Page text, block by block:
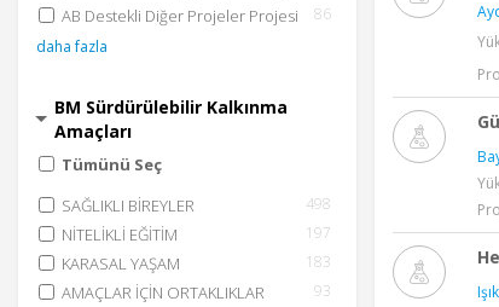
AB Destekli Diğer Projeler Projesi
86
daha fazla
BM Sürdürülebilir Kalkınma
Amaçları
Tümünü Seç
SAĞLIKLI BİREYLER
498
NİTELİKLİ EĞİTİM 197
KARASAL YAŞAM 183
AMAÇLAR İÇİN ORTAKLIKLAR 93